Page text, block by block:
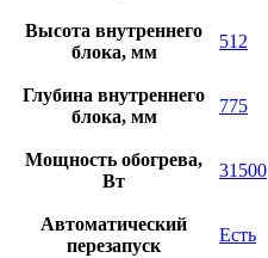
Высота внутреннего
блока, мм
512
Глубина внутреннего
блока, мм
775
Мощность обогрева,
Вт
31500
Автоматический
перезапуск
Есть